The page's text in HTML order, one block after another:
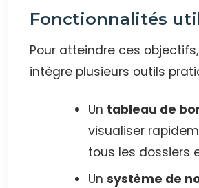
Fonctionnalités
Pour atteindre ces objectifs,
intègre plusieurs outils
Un tableau de
visualiser
tous les dossiers
Un système de